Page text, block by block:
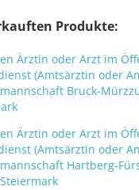
Produkte:
Ärztin oder Arzt im
(Amtsärztin oder
Bruck-
Ärztin oder Arzt im
(Amtsärztin oder
Hartberg-